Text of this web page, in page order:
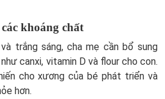
khoáng chất
trắng sáng, cha mẹ cần bổ sung
canxi, vitamin D và flour cho con.
cho xương của bé phát triển và
hơn.